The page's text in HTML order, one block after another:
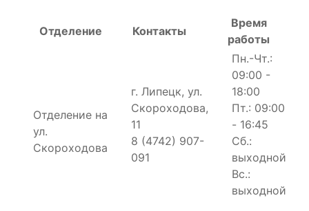
Отделение Контакты
Время
работы
Отделение на
ул.
Скороходова
г. Липецк, ул.
Скороходова,
11
8 (4742) 907-
091
Пн.-Чт.:
09:00 -
18:00
Пт.: 09:00
- 16:45
Сб.:
выходной
Вс.:
выходной